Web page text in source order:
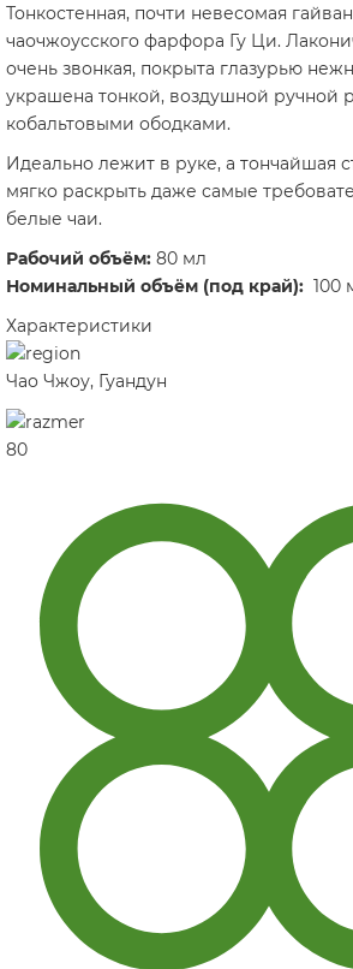
Тонкостенная, почти невесомая
чаочжоусского фарфора Гу Ци.
очень звонкая, покрыта глазурью
украшена тонкой, воздушной ручной
кобальтовыми ободками.
Идеально лежит в руке, а тончайшая
мягко раскрыть даже самые
белые чаи.
Рабочий объём: 80 мл
Номинальный объём (под край): 100
Характеристики
Чао Чжоу, Гуандун
80